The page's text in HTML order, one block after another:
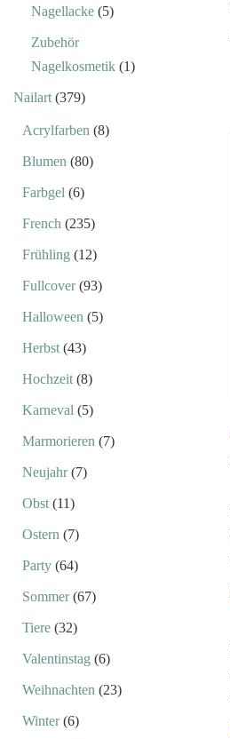
Nagellacke (5)
Zubehör
Nagelkosmetik (1)
Nailart (379)
Acrylfarben (8)
Blumen (80)
Farbgel (6)
French (235)
Frühling (12)
Fullcover(93)
Halloween (5)
Herbst (43)
Hochzeit (8)
Karneval (5)
Marmorieren (7)
Neujahr(7)
Obst (11)
Ostern (7)
Party (64)
Sommer(67)
Tiere (32)
Valentinstag (6)
Weihnachten (23)
Winter(6)